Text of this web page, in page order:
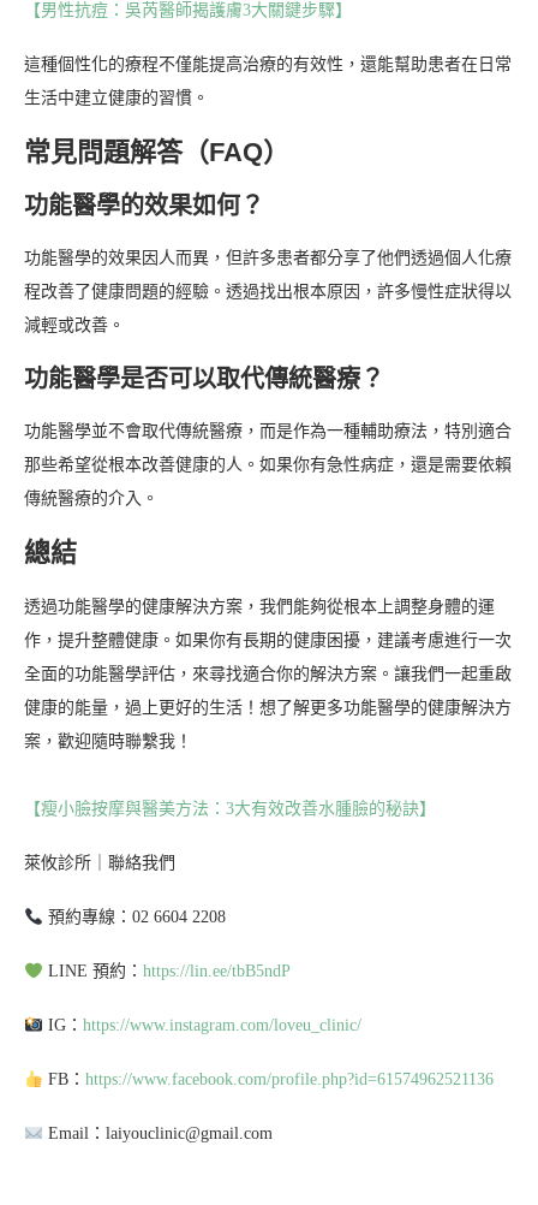
【男性抗痘：吳芮醫師揭護膚3大關鍵步驟】
這種個性化的療程不僅能提高治療的有效性，還能幫助患者在日常
生活中建立健康的習慣。
常見問題解答（FAQ）
功能醫學的效果如何？
功能醫學的效果因人而異，但許多患者都分享了他們透過個人化療
程改善了健康問題的經驗。透過找出根本原因，許多慢性症狀得以
減輕或改善。
功能醫學是否可以取代傳統醫療？
功能醫學並不會取代傳統醫療，而是作為一種輔助療法，特別適合
那些希望從根本改善健康的人。如果你有急性病症，還是需要依賴
傳統醫療的介入。
總結
透過功能醫學的健康解決方案，我們能夠從根本上調整身體的運
作，提升整體健康。如果你有長期的健康困擾，建議考慮進行一次
全面的功能醫學評估，來尋找適合你的解決方案。讓我們一起重啟
健康的能量，過上更好的生活！想了解更多功能醫學的健康解決方
案，歡迎隨時聯繫我！
【瘦小臉按摩與醫美方法：3大有效改善水腫臉的秘訣】
萊攸診所｜聯絡我們
預約專線：02 6604 2208
LINE 預約： https://lin.ee/tbB5ndP
IG： https://www.instagram.com/loveu_clinic/
FB： https://www.facebook.com/profile.php?id=61574962521136
Email：laiyouclinic@gmail.com